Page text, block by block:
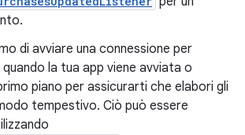
di avviare una connessione per
quando la tua app viene avviata o
piano per assicurarti che elabori gli
tempestivo. Ciò può essere